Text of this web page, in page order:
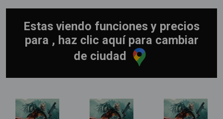
Estas viendo funciones y precios
para , haz clic aquí para cambiar
de ciudad